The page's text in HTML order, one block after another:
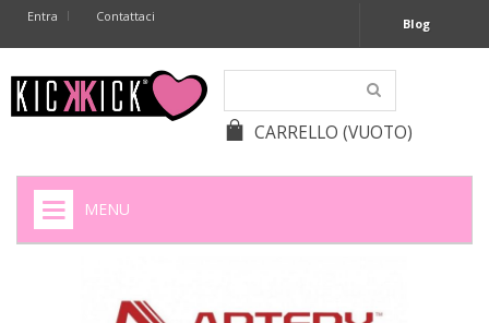
Entra Contattaci Blog
CARRELLO (VUOTO)
MENU
SIGARETTE ELETTRONICHE